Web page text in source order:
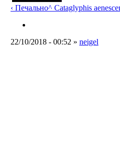
‹ Печально^ Cataglyphis
22/10/2018 - 00:52 » neigel